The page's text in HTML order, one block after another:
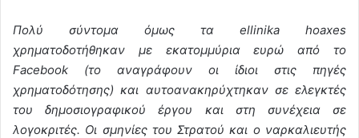
Πολύ σύντομα όμως τα ellinika hoaxes
χρηματοδοτήθηκαν με εκατομμύρια ευρώ από το
Facebook (το αναγράφουν οι ίδιοι στις πηγές
χρηματοδότησης) και αυτοανακηρύχτηκαν σε ελεγκτές
του δημοσιογραφικού έργου και στη συνέχεια σε
λογοκριτές. Οι σμηνίες του Στρατού και ο ναρκαλιευτής